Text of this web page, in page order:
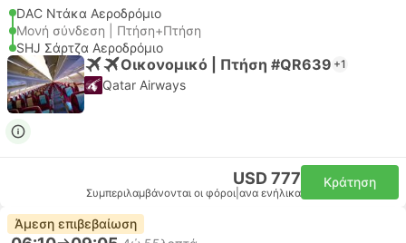
DAC Ντάκα Αεροδρόμιο
Μονή σύνδεση | Πτήση+Πτήση
SHJ Σάρτζα Αεροδρόμιο
Οικονομικό | Πτήση #QR639 +1
Qatar Airways
USD 777
Συμπεριλαμβάνονται οι φόροι ανα ενήλικα
Κράτηση
Άμεση επιβεβαίωση